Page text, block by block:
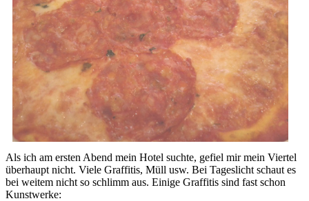
Als ich am ersten Abend mein Hotel suchte, gefiel mir mein Viertel
überhaupt nicht. Viele Graffitis, Müll usw. Bei Tageslicht schaut es
bei weitem nicht so schlimm aus. Einige Graffitis sind fast schon
Kunstwerke: